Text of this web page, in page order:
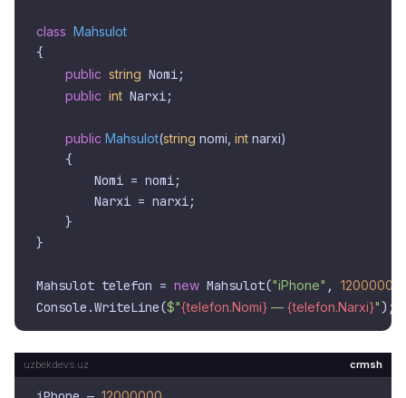
class Mahsulot
{
public string Nomi;
public int Narxi;
public Mahsulot(string nomi, int narxi)
    {
        Nomi = nomi;
        Narxi = narxi;
    }
}
Mahsulot telefon = new Mahsulot("iPhone" , 12000000
Console.WriteLine($"{telefon.Nomi} — {telefon.Narxi}"
crmsh